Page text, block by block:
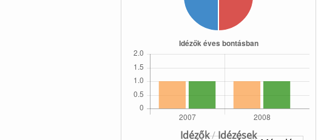
Idézők/Idézések